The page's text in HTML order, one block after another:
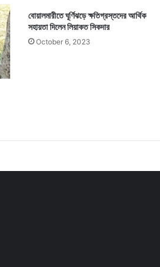
বোয়ালমারীতে ঘূর্ণিঝড়ে ক্ষতিগ্রস্তদের আর্থিক
সহায়তা দিলেন লিয়াকত সিকদার
October 6, 2023